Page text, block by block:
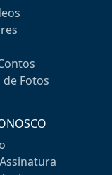
de Fotos